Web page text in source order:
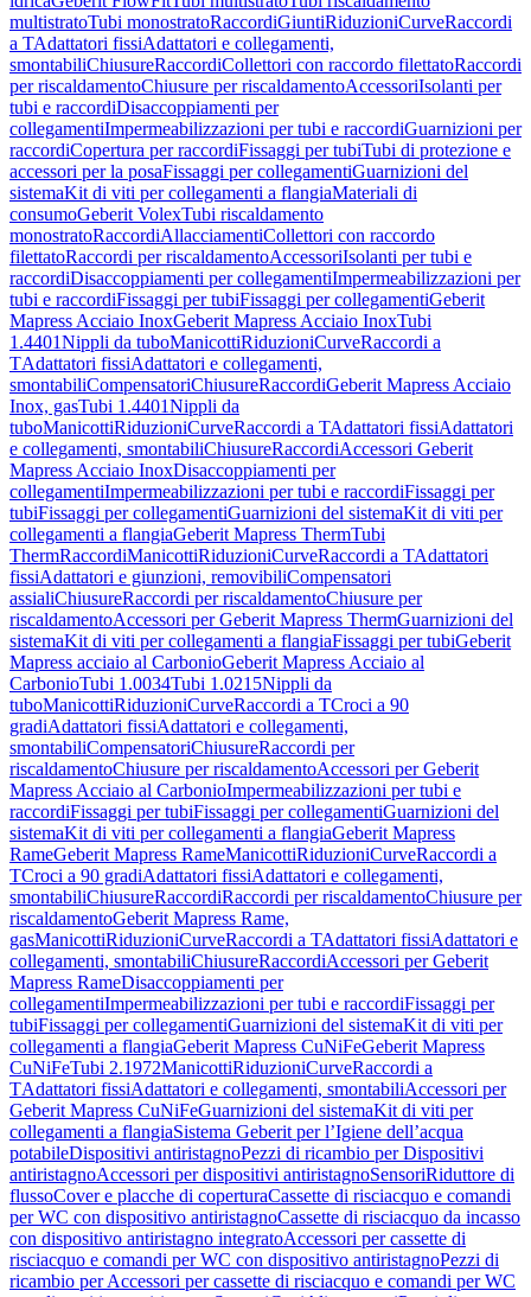
multistratoTubi monostratoRaccordiGiuntiRiduzioniCurveRaccordi
a TAdattatori fissiAdattatori e collegamenti,
smontabiliChiusureRaccordiCollettori con raccordo filettatoRaccordi
per riscaldamentoChiusure per riscaldamentoAccessoriIsolanti per
tubi e raccordiDisaccoppiamenti per
collegamentiImpermeabilizzazioni per tubi e raccordiGuarnizioni per
raccordiCopertura per raccordiFissaggi per tubiTubi di protezione e
accessori per la posaFissaggi per collegamentiGuarnizioni del
sistemaKit di viti per collegamenti a flangiaMateriali di
consumoGeberit VolexTubi riscaldamento
monostratoRaccordiAllacciamentiCollettori con raccordo
filettatoRaccordi per riscaldamentoAccessoriIsolanti per tubi e
raccordiDisaccoppiamenti per collegamentiImpermeabilizzazioni per
tubi e raccordiFissaggi per tubiFissaggi per collegamentiGeberit
Mapress Acciaio InoxGeberit Mapress Acciaio InoxTubi
1.4401Nippli da tuboManicottiRiduzioniCurveRaccordi a
TAdattatori fissiAdattatori e collegamenti,
smontabiliCompensatoriChiusureRaccordiGeberit Mapress Acciaio
Inox, gasTubi 1.4401Nippli da
tuboManicottiRiduzioniCurveRaccordi a TAdattatori fissiAdattatori
e collegamenti, smontabiliChiusureRaccordiAccessori Geberit
Mapress Acciaio InoxDisaccoppiamenti per
collegamentiImpermeabilizzazioni per tubi e raccordiFissaggi per
tubiFissaggi per collegamentiGuarnizioni del sistemaKit di viti per
collegamenti a flangiaGeberit Mapress ThermTubi
ThermRaccordiManicottiRiduzioniCurveRaccordi a TAdattatori
fissiAdattatori e giunzioni, removibiliCompensatori
assialiChiusureRaccordi per riscaldamentoChiusure per
riscaldamentoAccessori per Geberit Mapress ThermGuarnizioni del
sistemaKit di viti per collegamenti a flangiaFissaggi per tubiGeberit
Mapress acciaio al CarbonioGeberit Mapress Acciaio al
CarbonioTubi 1.0034Tubi 1.0215Nippli da
tuboManicottiRiduzioniCurveRaccordi a TCroci a 90
gradiAdattatori fissiAdattatori e collegamenti,
smontabiliCompensatoriChiusureRaccordi per
riscaldamentoChiusure per riscaldamentoAccessori per Geberit
Mapress Acciaio al CarbonioImpermeabilizzazioni per tubi e
raccordiFissaggi per tubiFissaggi per collegamentiGuarnizioni del
sistemaKit di viti per collegamenti a flangiaGeberit Mapress
RameGeberit Mapress RameManicottiRiduzioniCurveRaccordi a
TCroci a 90 gradiAdattatori fissiAdattatori e collegamenti,
smontabiliChiusureRaccordiRaccordi per riscaldamentoChiusure per
riscaldamentoGeberit Mapress Rame,
gasManicottiRiduzioniCurveRaccordi a TAdattatori fissiAdattatori e
collegamenti, smontabiliChiusureRaccordiAccessori per Geberit
Mapress RameDisaccoppiamenti per
collegamentiImpermeabilizzazioni per tubi e raccordiFissaggi per
tubiFissaggi per collegamentiGuarnizioni del sistemaKit di viti per
collegamenti a flangiaGeberit Mapress CuNiFeGeberit Mapress
CuNiFeTubi 2.1972ManicottiRiduzioniCurveRaccordi a
TAdattatori fissiAdattatori e collegamenti, smontabiliAccessori per
Geberit Mapress CuNiFeGuarnizioni del sistemaKit di viti per
collegamenti a flangiaSistema Geberit per l’Igiene dell’acqua
potabileDispositivi antiristagnoPezzi di ricambio per Dispositivi
antiristagnoAccessori per dispositivi antiristagnoSensoriRiduttore di
flussoCover e placche di coperturaCassette di risciacquo e comandi
per WC con dispositivo antiristagnoCassette di risciacquo da incasso
con dispositivo antiristagno integratoAccessori per cassette di
risciacquo e comandi per WC con dispositivo antiristagnoPezzi di
ricambio per Accessori per cassette di risciacquo e comandi per WC